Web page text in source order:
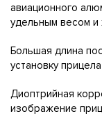
авиационного
удельным весом и
Большая длина
установку
Диоптрийная
изображение